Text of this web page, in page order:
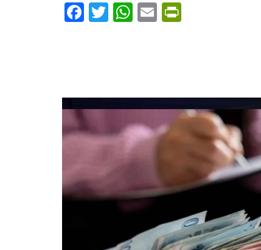
Facebook
TwitterWhatsApp
Email